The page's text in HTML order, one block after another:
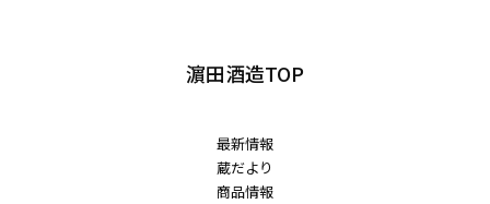
濵田酒造TOP
最新情報
蔵だより
商品情報